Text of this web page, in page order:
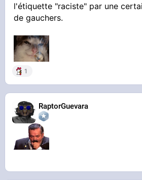
l'étiquette "raciste" par une
de gauchers.
1
RaptorGuevara